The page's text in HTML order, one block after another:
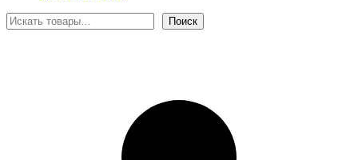
Поиск
Поиск